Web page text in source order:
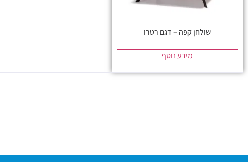
שולחן קפה – דגם רטרו
מידע נוסף